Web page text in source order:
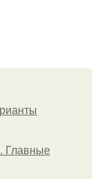
Главные